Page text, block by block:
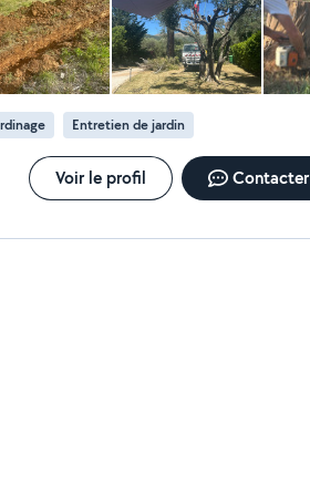
Entretien de jardin
Voir le profil Contacter